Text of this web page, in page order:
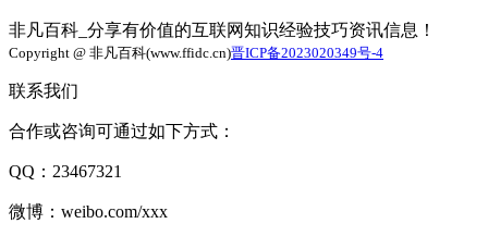
非凡百科_分享有价值的互联网知识经验技巧资讯信息！
Copyright @ 非凡百科(www.ffidc.cn)晋ICP备2023020349号-4
联系我们
合作或咨询可通过如下方式：
QQ：23467321
微博：weibo.com/xxx